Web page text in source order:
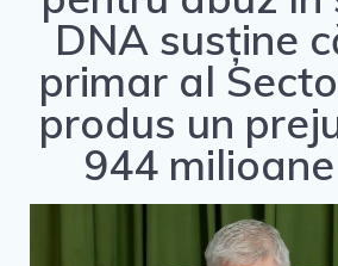
DNA susține
primar al
produs un
944